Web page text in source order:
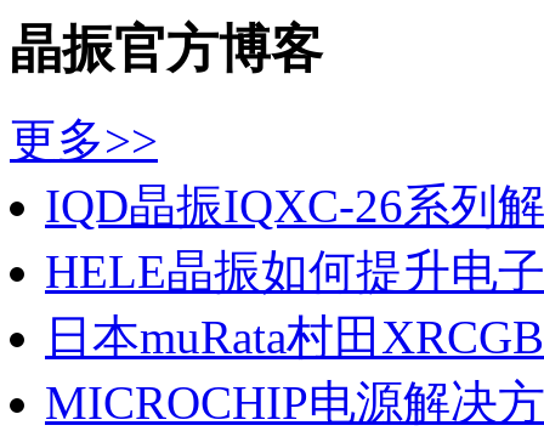
晶振官方博客
更多>>
IQD晶振IQXC-26系列
HELE晶振如何提升电
日本muRata村田
MICROCHIP电源解决